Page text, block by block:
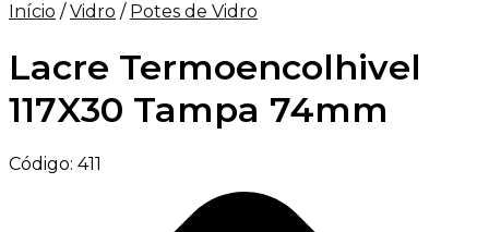
Início / Vidro / Potes de Vidro
Lacre Termoencolhivel
117X30 Tampa 74mm
Código: 411